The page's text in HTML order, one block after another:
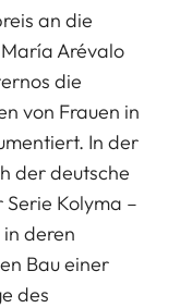
an die
Arévalo
die
von Frauen in
In der
der deutsche
Kolyma –
deren
Bau einer
des